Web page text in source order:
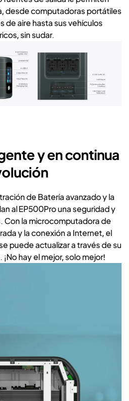
desde computadoras portátiles
de aire hasta sus vehículos
sin sudar.
y en continua
de Batería avanzado y la
al EP500Pro una seguridad y
Con la microcomputadora de
y la conexión a Internet, el
puede actualizar a través de su
hay el mejor, solo mejor!